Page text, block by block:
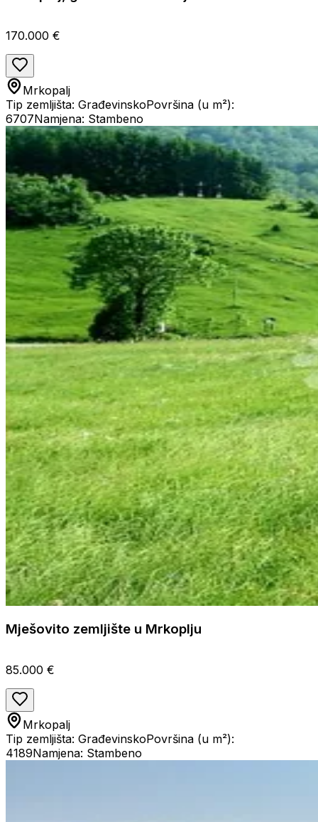
170.000 €
Mrkopalj
Tip zemljišta: GrađevinskoPovršina (u m²):
6707Namjena: Stambeno
Mješovito zemljište u Mrkoplju
85.000 €
Mrkopalj
Tip zemljišta: GrađevinskoPovršina (u m²):
4189Namjena: Stambeno